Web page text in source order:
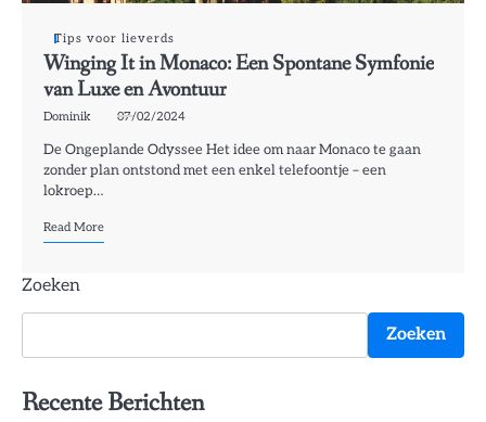
Tips voor lieverds
Winging It in Monaco: Een Spontane Symfonie
van Luxe en Avontuur
Dominik 07/02/2024
De Ongeplande Odyssee Het idee om naar Monaco te gaan
zonder plan ontstond met een enkel telefoontje – een
lokroep…
Read More
Zoeken
Zoeken
Recente Berichten